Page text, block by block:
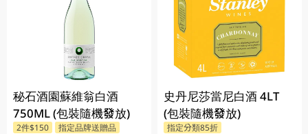
秘石酒園蘇維翁白酒
750ML (包裝隨機發放)
2件$150
指定品牌送贈品
史丹尼莎當尼白酒 4LT
(包裝隨機發放)
指定分類85折